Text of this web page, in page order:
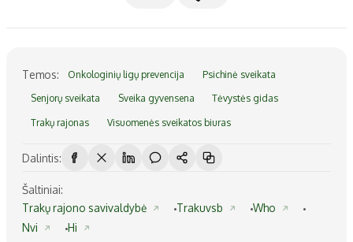
Temos: Onkologinių ligų prevencija Psichinė sveikata
Senjorų sveikata Sveika gyvensena Tėvystės gidas
Trakų rajonas Visuomenės sveikatos biuras
Dalintis:
Šaltiniai:
Trakų rajono savivaldybė
Trakuvsb
Who
Nvi
Hi